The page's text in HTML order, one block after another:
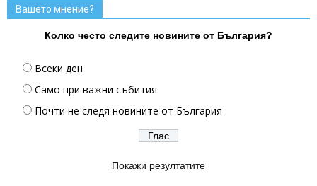
Вашето мнение?
Колко често следите новините от България?
Всеки ден
Само при важни събития
Почти не следя новините от България
Покажи резултатите